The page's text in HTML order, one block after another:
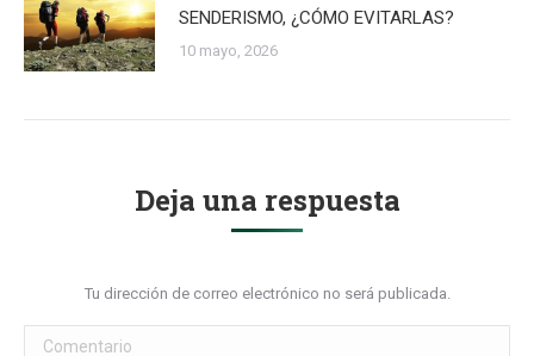
SENDERISMO, ¿CÓMO EVITARLAS?
10 mayo, 2026
Deja una respuesta
Tu dirección de correo electrónico no será publicada.
Comentario